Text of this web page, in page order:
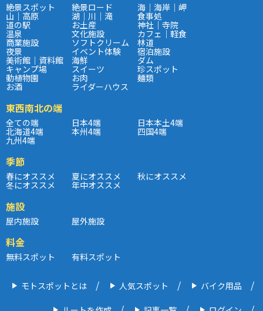
絶景スポット 絶景ロード 海｜海岸｜岬
山｜高原 湖｜川｜滝 食事処
道の駅 お土産 神社｜寺院
温泉 文化施設 カフェ｜軽食
商業施設 ソフトクリーム 林道
夜景 イベント体験 宿泊施設
美術館｜資料館 海鮮 ダム
キャンプ場 スイーツ 珍スポット
動植物園 お肉 麺類
お酒 ライダーハウス
東西南北の端
全ての端 日本4端 日本本土4端
北海道4端 本州4端 四国4端
九州4端
季節
春にオススメ 夏にオススメ 秋にオススメ
冬にオススメ 年中オススメ
施設
屋内施設 屋外施設
料金
無料スポット 有料スポット
モトスポットとは 人気スポット バイク用品